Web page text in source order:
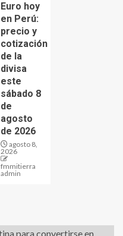
Euro hoy
en Perú:
precio y
cotización
de la
divisa
este
sábado 8
de
agosto
de 2026
agosto 8,
2026
fmmitierra
admin